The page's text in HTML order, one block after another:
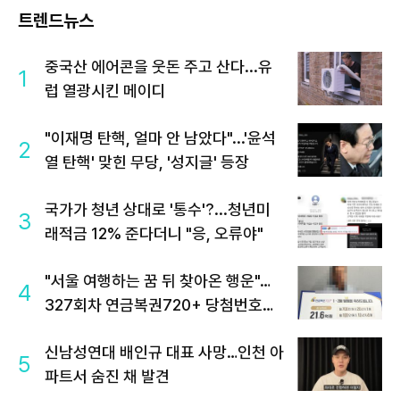
트렌드뉴스
1
중국산 에어콘을 웃돈 주고 산다...유
럽 열광시킨 메이디
2
"이재명 탄핵, 얼마 안 남았다"...'윤석
열 탄핵' 맞힌 무당, '성지글' 등장
3
국가가 청년 상대로 '통수'?...청년미
래적금 12% 준다더니 "응, 오류야"
4
"서울 여행하는 꿈 뒤 찾아온 행운"…
327회차 연금복권720+ 당첨번호조
5
신남성연대 배인규 대표 사망…인천 아
파트서 숨진 채 발견